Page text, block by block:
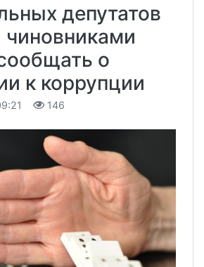
депутатов
чиновниками
о
к коррупции
146